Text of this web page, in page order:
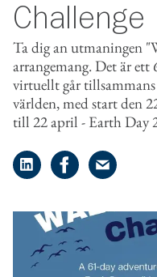
Challenge
Ta dig an utmaningen
arrangemang. Det är
virtuellt går
världen, med start den
till 22 april - Earth Day
Dela på LinkedIn
Dela påDela på e-